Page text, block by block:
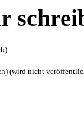
(wird nicht